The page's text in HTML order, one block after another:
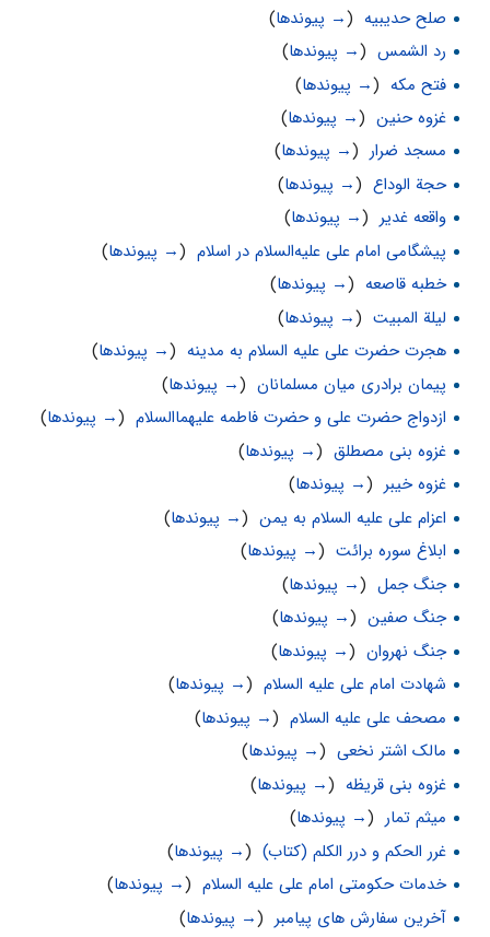
صلح حديبيه‏
(→ پیوندها)
رد الشمس‏
(→ پیوندها)
فتح مکه‏
(→ پیوندها)
غزوه حنین‏
(→ پیوندها)
مسجد ضرار‏
(→ پیوندها)
حجة الوداع‏
(→ پیوندها)
واقعه غدیر‏
(→ پیوندها)
پیشگامی امام علی علیه‌السلام در اسلام‏
(→ پیوندها)
خطبه قاصعه‏
(→ پیوندها)
لیلة المبیت‏
(→ پیوندها)
هجرت حضرت علی علیه السلام به مدینه‏
(→ پیوندها)
پیمان برادری میان مسلمانان‏
(→ پیوندها)
ازدواج حضرت علی و حضرت فاطمه علیهماالسلام‏
(→ پیوندها)
غزوه بنى مصطلق‏
(→ پیوندها)
غزوه خیبر‏
(→ پیوندها)
اعزام علی علیه السلام به یمن‏
(→ پیوندها)
ابلاغ سوره برائت‏
(→ پیوندها)
جنگ جمل‏
(→ پیوندها)
جنگ صفین‏
(→ پیوندها)
جنگ نهروان‏
(→ پیوندها)
شهادت امام علی علیه السلام‏
(→ پیوندها)
مصحف على علیه السلام‏
(→ پیوندها)
مالک اشتر نخعی‏
(→ پیوندها)
غزوه بنی قریظه‏
(→ پیوندها)
میثم تمار‏
(→ پیوندها)
غرر الحکم و درر الکلم (کتاب)‏
(→ پیوندها)
خدمات حکومتی امام علی علیه السلام‏
(→ پیوندها)
آخرین سفارش های پیامبر (→ پیوندها)